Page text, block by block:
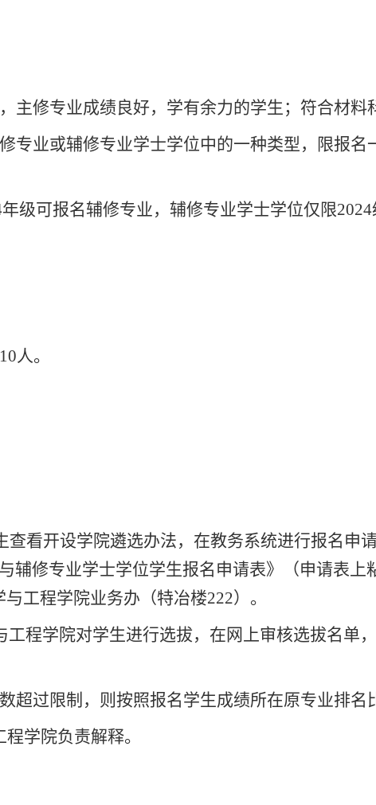
主修专业成绩良好，学有余力的学生；符合材
专业或辅修专业学士学位中的一种类型，限报
年级可报名辅修专业，辅修专业学士学位仅限2024
10 人。
查看开设学院遴选办法，在教务系统进行报名申
辅修专业学士学位学生报名申请表》（申请表上
工程学院业务办（特冶楼222）。
工程学院对学生进行选拔，在网上审核选拔名单
超过限制，则按照报名学生成绩所在原专业排
学院负责解释。